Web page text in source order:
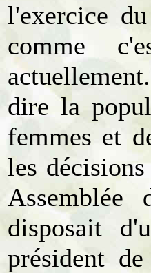
l'exercice
comme
dire la
femmes et
les
Assemblée
disposait
président